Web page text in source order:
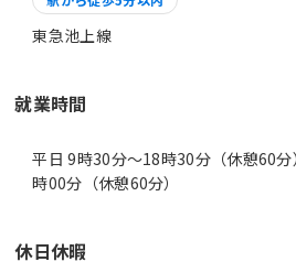
東急池上線
就業時間
平日 9時30分〜18時30分（休憩60
時00分（休憩60分）
休日休暇